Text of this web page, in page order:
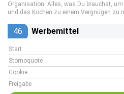
Organisation. Alles, was Du brauchst,
und das Kochen zu einem Vergnügen zu
46 Werbemittel
Start
Stornoquote
Cookie
Freigabe